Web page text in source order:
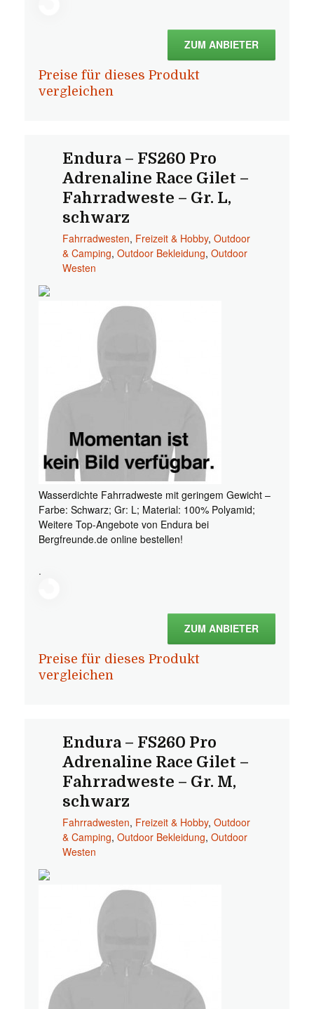
ZUM ANBIETER
Preise für dieses Produkt
vergleichen
Endura – FS260 Pro
Adrenaline Race Gilet –
Fahrradweste – Gr. L,
schwarz
Fahrradwesten, Freizeit & Hobby, Outdoor
& Camping, Outdoor Bekleidung, Outdoor
Westen
Wasserdichte Fahrradweste mit geringem Gewicht –
Farbe: Schwarz; Gr: L; Material: 100% Polyamid;
Weitere Top-Angebote von Endura bei
Bergfreunde.de online bestellen!
.
ZUM ANBIETER
Preise für dieses Produkt
vergleichen
Endura – FS260 Pro
Adrenaline Race Gilet –
Fahrradweste – Gr. M,
schwarz
Fahrradwesten, Freizeit & Hobby, Outdoor
& Camping, Outdoor Bekleidung, Outdoor
Westen